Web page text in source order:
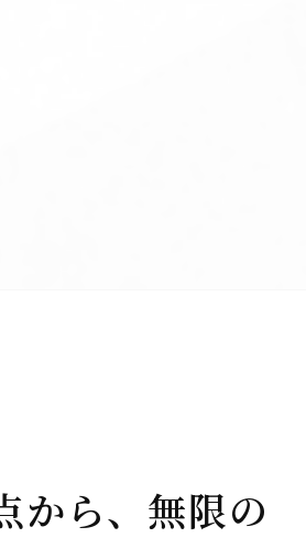
から、無限の